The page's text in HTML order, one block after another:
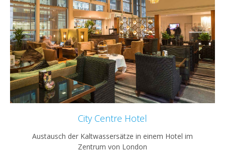
City Centre Hotel
Austausch der Kaltwassersätze in einem Hotel im
Zentrum von London